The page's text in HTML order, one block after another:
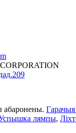
абаронены.
лямпы,